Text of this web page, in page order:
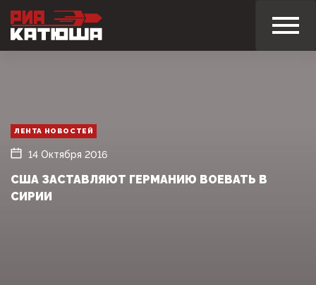
ЛЕНТА НОВОСТЕЙ
14 Октября 2016
США ЗАСТАВЛЯЮТ ГЕРМАНИЮ ВОЕВАТЬ В
СИРИИ